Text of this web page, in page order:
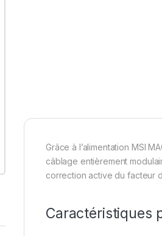
Grâce à l’alimentation MSI
câblage entièrement
correction active du facteur
Caractéristiques